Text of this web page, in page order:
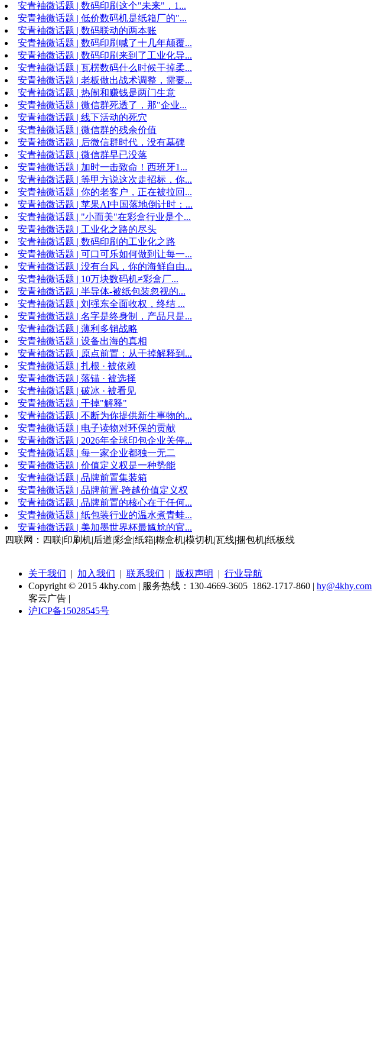
安青袖微话题 | 数码印刷这个"未来"，1...
安青袖微话题 | 低价数码机是纸箱厂的"...
安青袖微话题 | 数码联动的两本账
安青袖微话题 | 数码印刷喊了十几年颠覆...
安青袖微话题 | 数码印刷来到了工业化导...
安青袖微话题 | 瓦楞数码什么时候干掉柔...
安青袖微话题 | 老板做出战术调整，需要...
安青袖微话题 | 热闹和赚钱是两门生意
安青袖微话题 | 微信群死透了，那"企业...
安青袖微话题 | 线下活动的死穴
安青袖微话题 | 微信群的残余价值
安青袖微话题 | 后微信群时代，没有墓碑
安青袖微话题 | 微信群早已没落
安青袖微话题 | 加时一击致命！西班牙1...
安青袖微话题 | 等甲方说这次走招标，你...
安青袖微话题 | 你的老客户，正在被拉回...
安青袖微话题 | 苹果AI中国落地倒计时：...
安青袖微话题 | "小而美"在彩盒行业是个...
安青袖微话题 | 工业化之路的尽头
安青袖微话题 | 数码印刷的工业化之路
安青袖微话题 | 可口可乐如何做到让每一...
安青袖微话题 | 没有台风，你的海鲜自由...
安青袖微话题 | 10万块数码机≠彩盒厂...
安青袖微话题 | 半导体-被纸包装忽视的...
安青袖微话题 | 刘强东全面收权，终结 ...
安青袖微话题 | 名字是终身制，产品只是...
安青袖微话题 | 薄利多销战略
安青袖微话题 | 设备出海的真相
安青袖微话题 | 原点前置：从干掉解释到...
安青袖微话题 | 扎根 · 被依赖
安青袖微话题 | 落锚 · 被选择
安青袖微话题 | 破冰 · 被看见
安青袖微话题 | 干掉"解释"
安青袖微话题 | 不断为你提供新生事物的...
安青袖微话题 | 电子读物对环保的贡献
安青袖微话题 | 2026年全球印包企业关停...
安青袖微话题 | 每一家企业都独一无二
安青袖微话题 | 价值定义权是一种势能
安青袖微话题 | 品牌前置集装箱
安青袖微话题 | 品牌前置-跨越价值定义权
安青袖微话题 | 品牌前置的核心在于任何...
安青袖微话题 | 纸包装行业的温水煮青蛙...
安青袖微话题 | 美加墨世界杯最尴尬的官...
四联网：四联|印刷机|后道|彩盒|纸箱|糊盒机|模切机|瓦线|捆包机|纸板线
关于我们 | 加入我们 | 联系我们 | 版权声明 | 行业导航
Copyright © 2015 4khy.com | 服务热线：130-4669-3605 1862-1717-860 | hy@4khy.com
客云广告 |
沪ICP备15028545号